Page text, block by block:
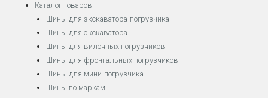
Каталог товаров
Шины для экскаватора-погрузчика
Шины для экскаватора
Шины для вилочных погрузчиков
Шины для фронтальных погрузчиков
Шины для мини-погрузчика
Шины по маркам